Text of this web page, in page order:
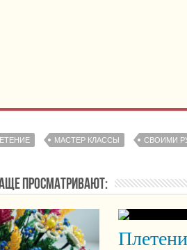
МАСТЕР КЛАССЫ СВОИМИ
просматривают: